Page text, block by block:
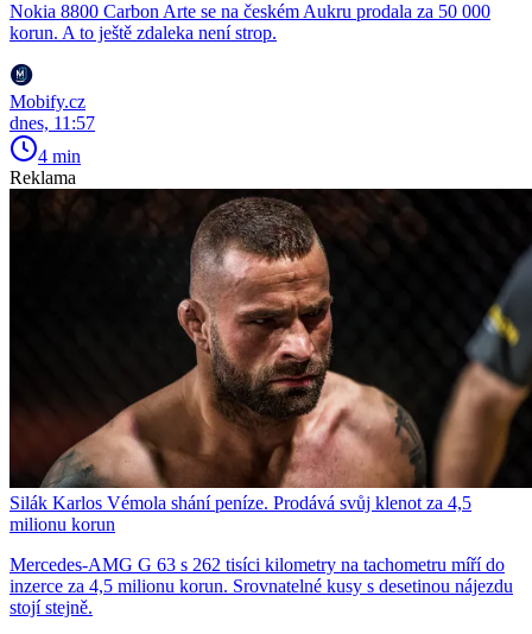
Nokia 8800 Carbon Arte se na českém Aukru prodala za 50 000
korun. A to ještě zdaleka není strop.
Mobify.cz
dnes, 11:57
4 min
Reklama
Silák Karlos Vémola shání peníze. Prodává svůj klenot za 4,5
milionu korun
Mercedes-AMG G 63 s 262 tisíci kilometry na tachometru míří do
inzerce za 4,5 milionu korun. Srovnatelné kusy s desetinou nájezdu
stojí stejně.